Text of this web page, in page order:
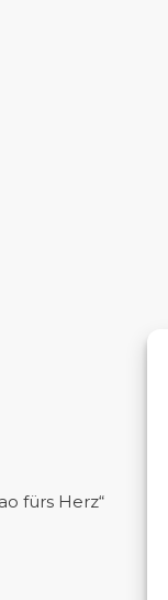
fürs Herz“